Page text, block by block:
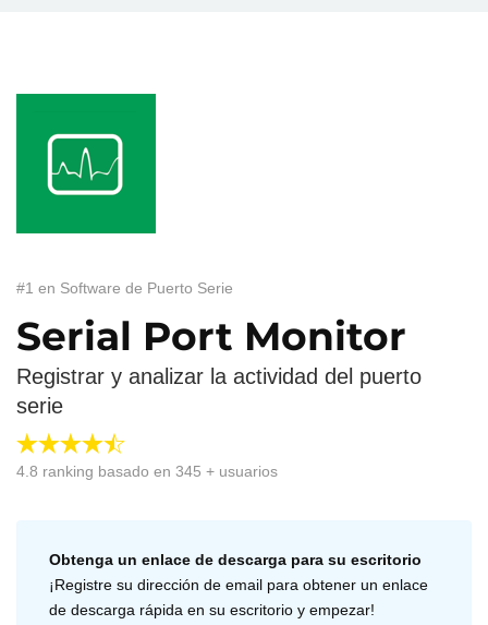
#1 en Software de Puerto Serie
Serial Port Monitor
Registrar y analizar la actividad del puerto
serie
4.8 ranking basado en 345 + usuarios
Obtenga un enlace de descarga para su escritorio
¡Registre su dirección de email para obtener un enlace
de descarga rápida en su escritorio y empezar!